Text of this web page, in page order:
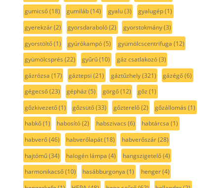
gumicső(18) gumiláb(14) gyalu(3) gyalugép(1)
gyerekzár(2) gyorsdaraboló(2) gyorstokmány(3)
gyorstöltő(1) gyúrókampó(5) gyümölcscentrifuga (12)
gyümölcsprés (22) gyűrű(10) gáz csatlakozó(3)
gázrózsa (17) gáztepsi (21) gáztűzhely(321) gázégő(6)
gégecső(23) gépház (5) görgő(12) gőz (1)
gőzkivezető(1) gőzsütő(33) gőzterelő(2) gőzállomás (1)
habkő(1) habosító(2) habszivacs (6) habtárcsa (1)
habverő(46) habverőlapát(18) habverőszár(28)
hajtómű(34) halogén lámpa (4) hangszigetelő(4)
harmonikacső(10) hasábburgonya (1) henger(4)